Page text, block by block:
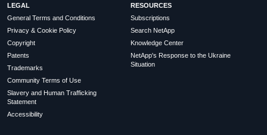
LEGAL
General Terms and Conditions
Privacy & Cookie Policy
Copyright
Patents
Trademarks
Community Terms of Use
Slavery and Human Trafficking
Statement
Accessibility
RESOURCES
Subscriptions
Search NetApp
Knowledge Center
NetApp's Response to the Ukraine
Situation